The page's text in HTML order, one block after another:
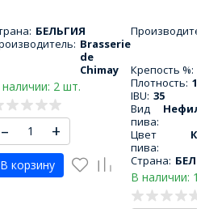
БЕЛЬГИЯ
Brasserie
de
Chimay
2 шт.
– +
В корзину
Крепость %:
Плотность:
IBU: 35
Вид
пива:
Цвет
пива:
Страна:
В наличии: 1